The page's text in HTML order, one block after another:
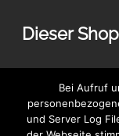
Dies ist ein
Dieser
Bei Aufruf
und Server Log